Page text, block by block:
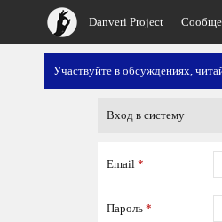
Danveri Project
Участвуйте в обсуждениях,
Вход в систему
Email *
Пароль *